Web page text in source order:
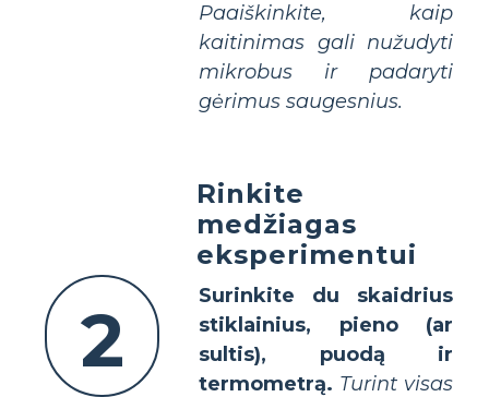
Paaiškinkite, kaip
kaitinimas gali nužudyti
mikrobus ir padaryti
gėrimus saugesnius.
2
Rinkite
medžiagas
eksperimentui
Surinkite du skaidrius
stiklainius, pieno (ar
sultis), puodą ir
termometrą. Turint visas